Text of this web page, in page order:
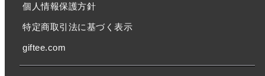
個人情報保護方針
特定商取引法に基づく表示
giftee.com